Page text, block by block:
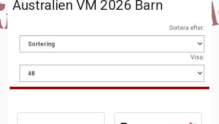
Australien VM 2026 Barn
Sortera efter:
Visa: